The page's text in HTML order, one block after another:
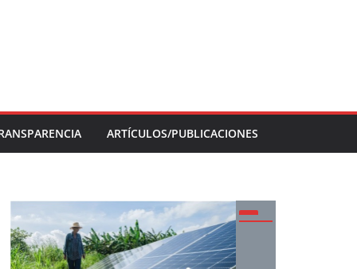
ARTÍCULOS/PUBLICACIONES